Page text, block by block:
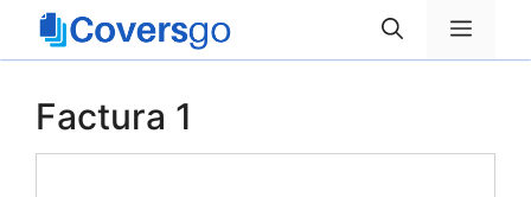
Saltar
Menú
Factura 1